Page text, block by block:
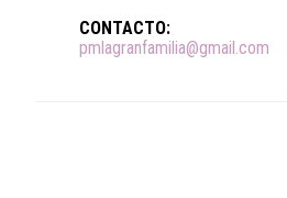
CONTACTO:
pmlagranfamilia@gmail.com